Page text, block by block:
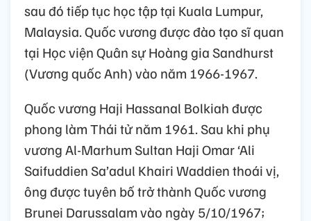
sau đó tiếp tục học tập tại Kuala Lumpur,
Malaysia. Quốc vương được đào tạo sĩ quan
tại Học viện Quân sự Hoàng gia Sandhurst
(Vương quốc Anh) vào năm 1966-1967.
Quốc vương Haji Hassanal Bolkiah được
phong làm Thái tử năm 1961. Sau khi phụ
vương Al-Marhum Sultan Haji Omar ‘Ali
Saifuddien Sa’adul Khairi Waddien thoái vị,
ông được tuyên bố trở thành Quốc vương
Brunei Darussalam vào ngày 5/10/1967;